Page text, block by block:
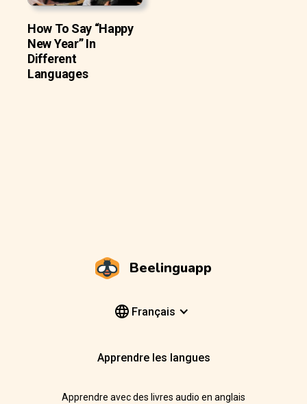
How To Say “Happy
New Year” In
Different
Languages
Beelinguapp
Français
Apprendre les langues
Apprendre avec des livres audio en anglais